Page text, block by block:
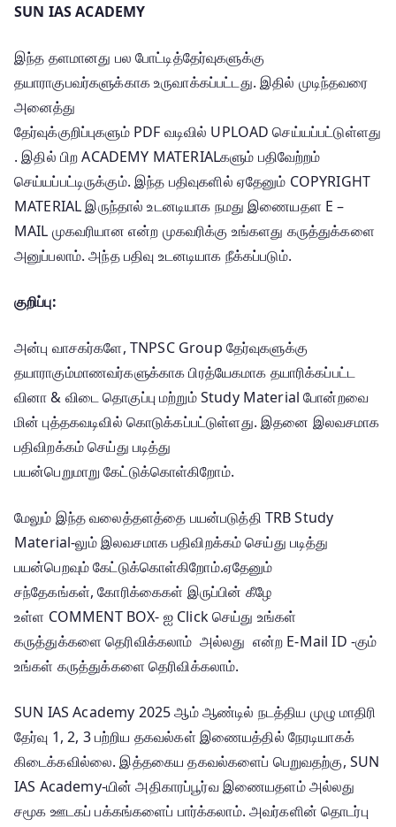
SUN IAS ACADEMY
இந்த தளமானது பல போட்டித்தேர்வுகளுக்கு
தயாராகுபவர்களுக்காக உருவாக்கப்பட்டது. இதில் முடிந்தவரை
அனைத்து
தேர்வுக்குறிப்புகளும் PDF வடிவில் UPLOAD செய்யப்பட்டுள்ளது
. இதில் பிற ACADEMY MATERIALகளும் பதிவேற்றம்
செய்யப்பட்டிருக்கும். இந்த பதிவுகளில் ஏதேனும் COPYRIGHT
MATERIAL இருந்தால் உடனடியாக நமது இணையதள E –
MAIL முகவரியான என்ற முகவரிக்கு உங்களது கருத்துக்களை
அனுப்பலாம். அந்த பதிவு உடனடியாக நீக்கப்படும்.
குறிப்பு:
அன்பு வாசகர்களே, TNPSC Group தேர்வுகளுக்கு
தயாராகும்மாணவர்களுக்காக பிரத்யேகமாக தயாரிக்கப்பட்ட
வினா & விடை தொகுப்பு மற்றும் Study Material போன்றவை
மின் புத்தகவடிவில் கொடுக்கப்பட்டுள்ளது. இதனை இலவசமாக
பதிவிறக்கம் செய்து படித்து
பயன்பெறுமாறு கேட்டுக்கொள்கிறோம்.
மேலும் இந்த வலைத்தளத்தை பயன்படுத்தி TRB Study
Material-லும் இலவசமாக பதிவிறக்கம் செய்து படித்து
பயன்பெறவும் கேட்டுக்கொள்கிறோம்.ஏதேனும்
சந்தேகங்கள், கோரிக்கைகள் இருப்பின் கீழே
உள்ள COMMENT BOX- ஐ Click செய்து உங்கள்
கருத்துக்களை தெரிவிக்கலாம் அல்லது என்ற E-Mail ID -கும்
உங்கள் கருத்துக்களை தெரிவிக்கலாம்.
SUN IAS Academy 2025 ஆம் ஆண்டில் நடத்திய முழு மாதிரி
தேர்வு 1, 2, 3 பற்றிய தகவல்கள் இணையத்தில் நேரடியாகக்
கிடைக்கவில்லை. இத்தகைய தகவல்களைப் பெறுவதற்கு, SUN
IAS Academy-யின் அதிகாரப்பூர்வ இணையதளம் அல்லது
சமூக ஊடகப் பக்கங்களைப் பார்க்கலாம். அவர்களின் தொடர்பு